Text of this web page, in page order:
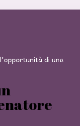
di una